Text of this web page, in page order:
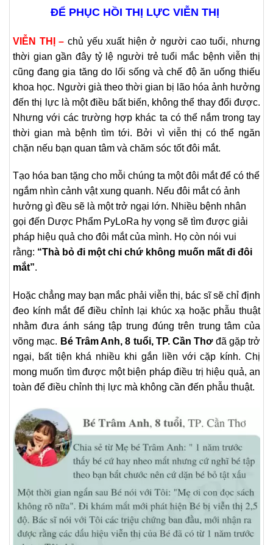
ĐỂ PHỤC HỒI THỊ LỰC VIỄN THỊ
V IỄN THỊ – chủ yếu xuất hiện ở người cao tuổi, nhưng
thời gian gần đây tỷ lệ người trẻ tuổi mắc bệnh viễn thị
cũng đang gia tăng do lối sống và chế độ ăn uống thiếu
khoa học. Người già theo thời gian bị lão hóa ảnh hưởng
đến thị lực là một điều bất biến, không thể thay đổi được.
Nhưng với các trường hợp khác ta có thể nắm trong tay
thời gian mà bệnh tìm tới. Bởi vì viễn thị có thể ngăn
chặn nếu bạn quan tâm và chăm sóc tốt đôi mắt.
Tạo hóa ban tặng cho mỗi chúng ta một đôi mắt để có thể
ngắm nhìn cảnh vật xung quanh. Nếu đôi mắt có ảnh
hưởng gì đều sẽ là một trở ngại lớn. Nhiều bệnh nhân
gọi đến Dược Phẩm PyLoRa hy vọng sẽ tìm được giải
pháp hiệu quả cho đôi mắt của mình. Họ còn nói vui
rằng: “Thà bỏ đi một chi chứ không muốn mất đi đôi
mắt”.
Hoặc chẳng may bạn mắc phải viễn thị, bác sĩ sẽ chỉ định
đeo kính mắt để điều chỉnh lại khúc xạ hoặc phẫu thuật
nhằm đưa ánh sáng tập trung đúng trên trung tâm của
võng mạc. Bé Trâm Anh, 8 tuổi, TP. Cần Thơđã gặp trở
ngại, bất tiện khá nhiều khi gắn liền với cặp kính. Chị
mong muốn tìm được một biện pháp điều trị hiệu quả, an
toàn để điều chỉnh thị lực mà không cần đến phẫu thuật.